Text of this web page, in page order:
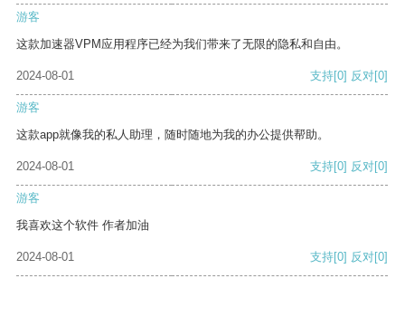
游客
这款加速器VPM应用程序已经为我们带来了无限的隐私和自由。
2024-08-01 支持[0] 反对[0]
游客
这款app就像我的私人助理，随时随地为我的办公提供帮助。
2024-08-01 支持[0] 反对[0]
游客
我喜欢这个软件 作者加油
2024-08-01 支持[0] 反对[0]